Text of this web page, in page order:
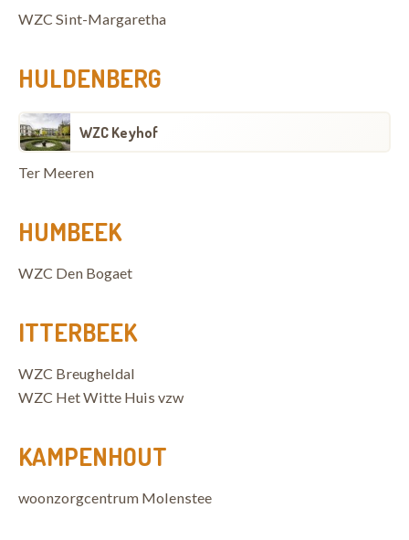
WZC Sint-Margaretha
HULDENBERG
WZC Keyhof
Ter Meeren
HUMBEEK
WZC Den Bogaet
ITTERBEEK
WZC Breugheldal
WZC Het Witte Huis vzw
KAMPENHOUT
woonzorgcentrum Molenstee